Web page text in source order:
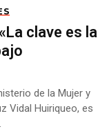
clave es la
de la Mujer y
Vidal Huiriqueo, es